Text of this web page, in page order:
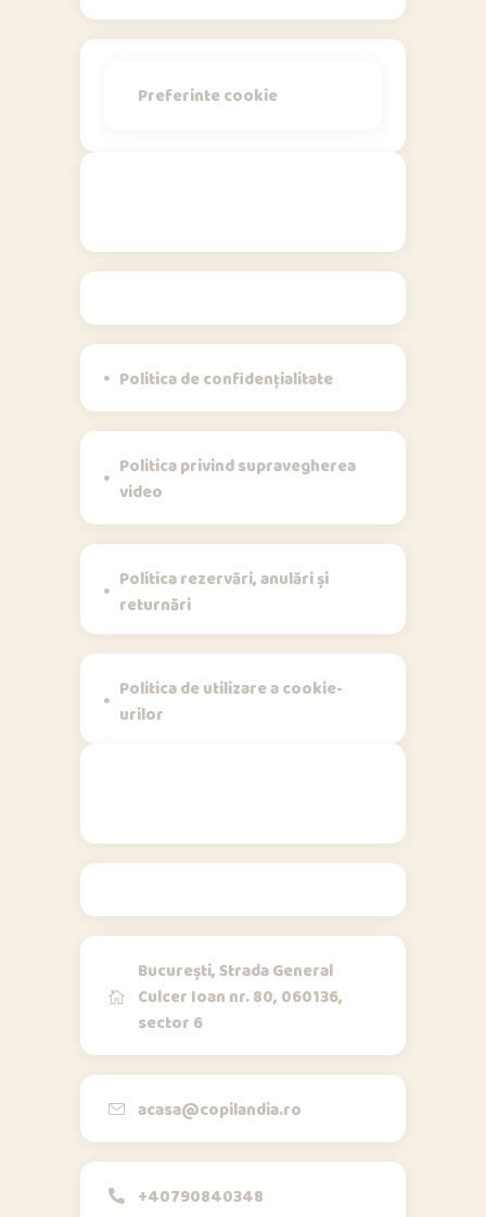
Preferinte cookie
Politica de confidențialitate
Politica privind supravegherea
video
Politica rezervări, anulări și
returnări
Politica de utilizare a cookie-
urilor
București, Strada General
Culcer Ioan nr. 80, 060136,
sector 6
acasa@copilandia.ro
+40790840348
Bună!